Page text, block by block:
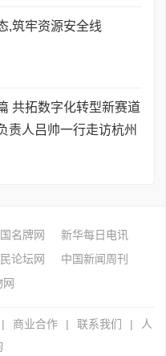
,筑牢资源安全线
共拓数字化转型新赛道
人吕帅一行走访杭州
名牌网
新华每日电讯
论坛网
中国新闻周刊
| 商业合作 | 联系我们 |
人